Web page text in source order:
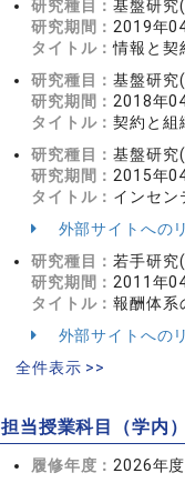
研究種目：基盤研究
研究期間： 2019年
タイトル：情報と契
研究種目：基盤研究
研究期間： 2018年
タイトル：契約と組
研究種目：基盤研究
研究期間： 2015年
タイトル： インセン
外部サイトへの
研究種目：若手研究
研究期間： 2011年
タイトル：報酬体系
外部サイトへの
全件表示 >>
担当授業科目（学内）
履修年度： 2026年度